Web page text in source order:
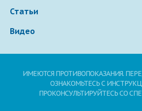
Статьи
Видео
ИМЕЮТСЯ ПРОТИВОПОКАЗАНИЯ.
ОЗНАКОМЬТЕСЬ С
ПРОКОНСУЛЬТИРУЙТЕСЬ СО